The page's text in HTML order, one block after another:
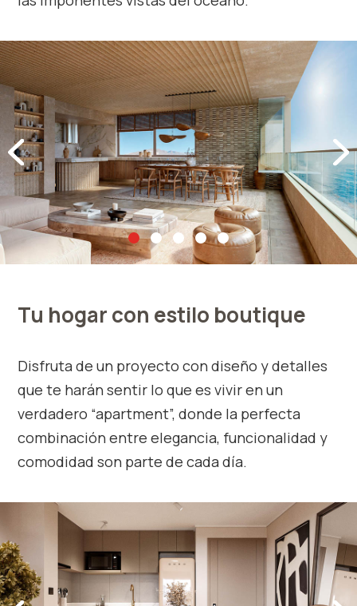
Tu hogar con estilo boutique
Disfruta de un proyecto con diseño y detalles
que te harán sentir lo que es vivir en un
verdadero “apartment”, donde la perfecta
combinación entre elegancia, funcionalidad y
comodidad son parte de cada día.